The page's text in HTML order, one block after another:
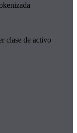
clase de activo